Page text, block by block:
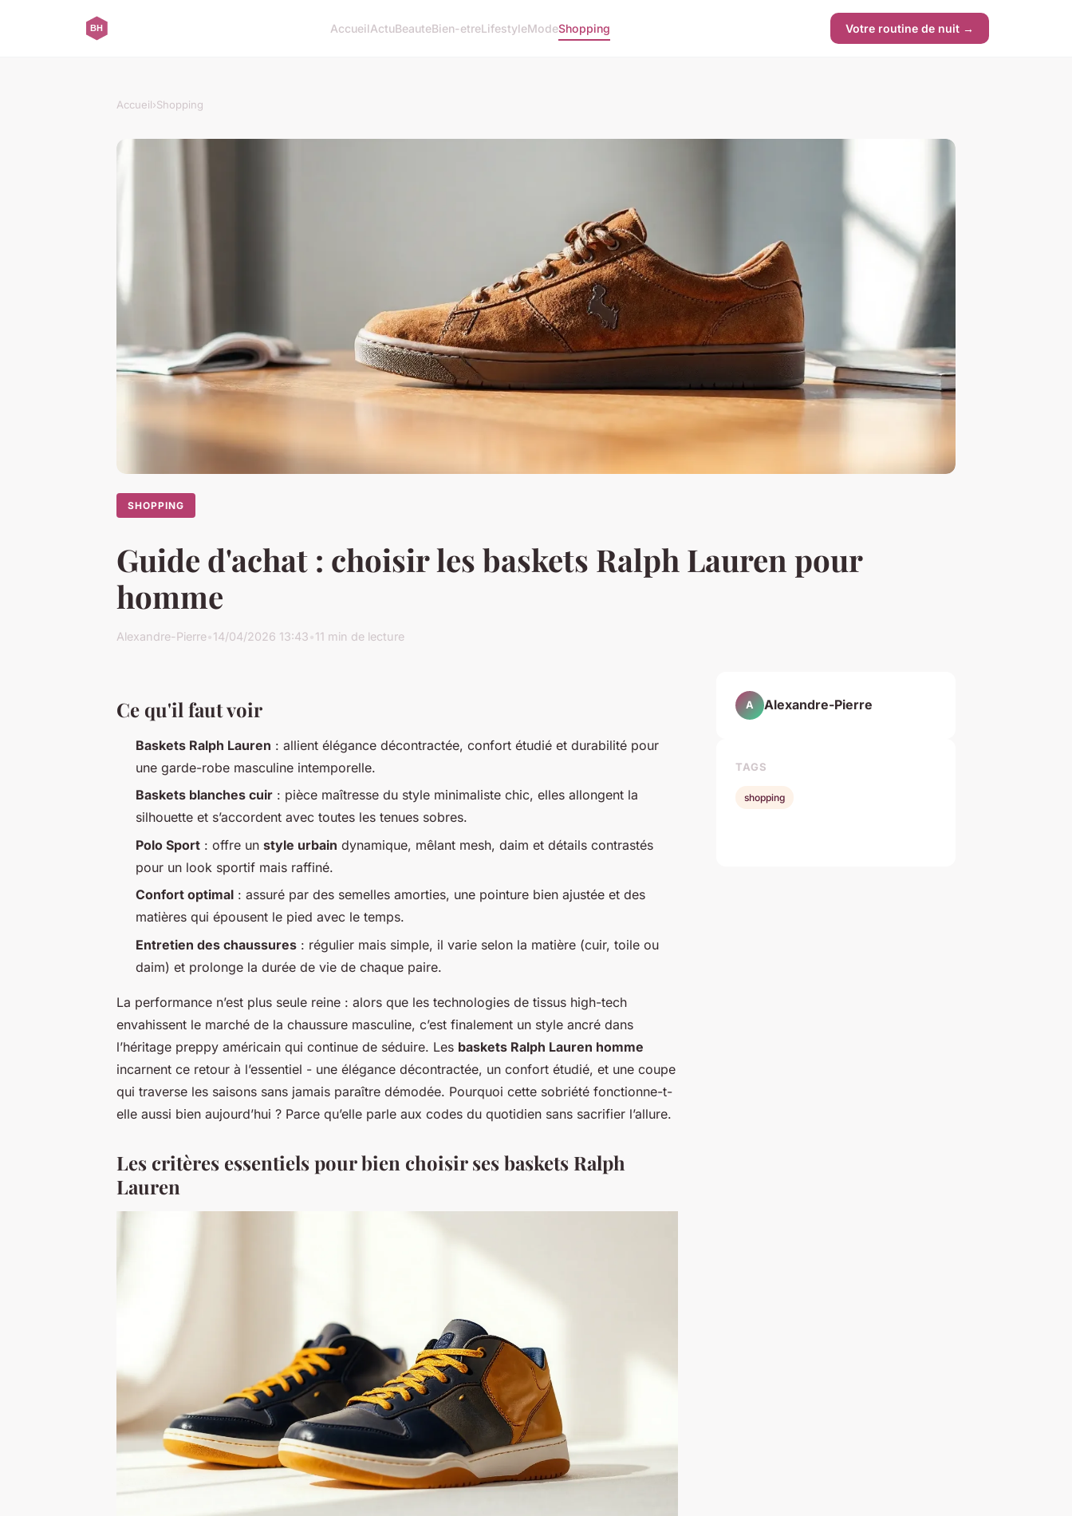
AccueilActuBeauteBien-etreLifestyleModeShopping Votre routine de nuit →
Accueil›Shopping
SHOPPING
Guide d'achat : choisir les baskets Ralph Lauren pour
homme
Alexandre-Pierre•14/04/2026 13:43•11 min de lecture
Ce qu'il faut voir
Baskets Ralph Lauren : allient élégance décontractée, confort étudié et durabilité pour
une garde-robe masculine intemporelle.
Baskets blanches cuir : pièce maîtresse du style minimaliste chic, elles allongent la
silhouette et s’accordent avec toutes les tenues sobres.
Polo Sport : offre un style urbain dynamique, mêlant mesh, daim et détails contrastés
pour un look sportif mais raffiné.
Confort optimal : assuré par des semelles amorties, une pointure bien ajustée et des
matières qui épousent le pied avec le temps.
Entretien des chaussures : régulier mais simple, il varie selon la matière (cuir, toile ou
daim) et prolonge la durée de vie de chaque paire.
La performance n’est plus seule reine : alors que les technologies de tissus high-tech
envahissent le marché de la chaussure masculine, c’est finalement un style ancré dans
l’héritage preppy américain qui continue de séduire. Les baskets Ralph Lauren homme
incarnent ce retour à l’essentiel - une élégance décontractée, un confort étudié, et une coupe
qui traverse les saisons sans jamais paraître démodée. Pourquoi cette sobriété fonctionne-t-
elle aussi bien aujourd’hui ? Parce qu’elle parle aux codes du quotidien sans sacrifier l’allure.
Les critères essentiels pour bien choisir ses baskets Ralph
Lauren
A Alexandre-Pierre
TAGS
shopping